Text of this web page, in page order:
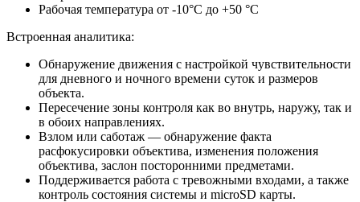
Рабочая температура от -10°С до +50 °C
Встроенная аналитика:
Обнаружение движения с настройкой чувствительности
для дневного и ночного времени суток и размеров
объекта.
Пересечение зоны контроля как во внутрь, наружу, так и
в обоих направлениях.
Взлом или саботаж — обнаружение факта
расфокусировки объектива, изменения положения
объектива, заслон посторонними предметами.
Поддерживается работа с тревожными входами, а также
контроль состояния системы и microSD карты.